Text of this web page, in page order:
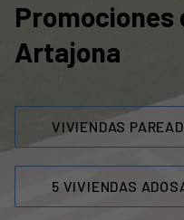
Promociones
Artajona
VIVIENDAS
5 VIVIENDAS